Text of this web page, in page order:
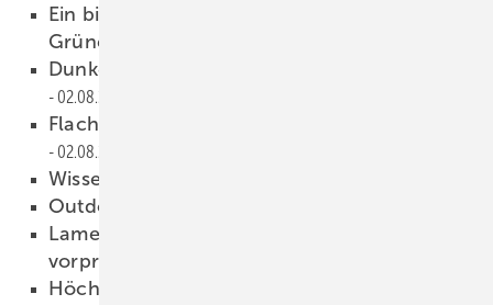
Ein bioklimatischer Living-Bereich im
Grünen
Dunkelschläfer oder Outdoor-Fan?
02.08.2023
Flache Bauweise für die Outdoor Gestaltung
02.08.2023
Wissen in der Praxis sammeln
Outdoor-Küche 4.0
Lamellendach Artares: Wachstum
vorprogrammiert!
Höchste Konzentration durch Sonnenschutz